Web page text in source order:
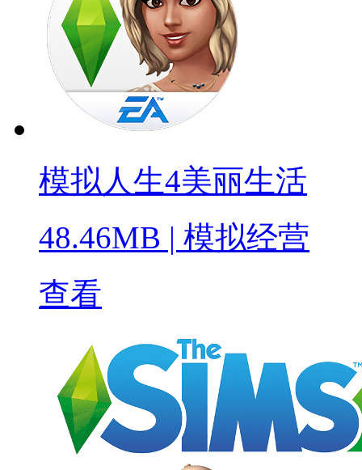
模拟人生4美丽生活
48.46MB | 模拟经营
查看